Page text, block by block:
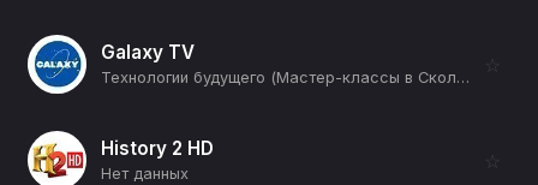
Galaxy TV
Технологии будущего (Мастер-классы в Сколтехе) (12+)
☆
History 2 HD
Нет данных
☆